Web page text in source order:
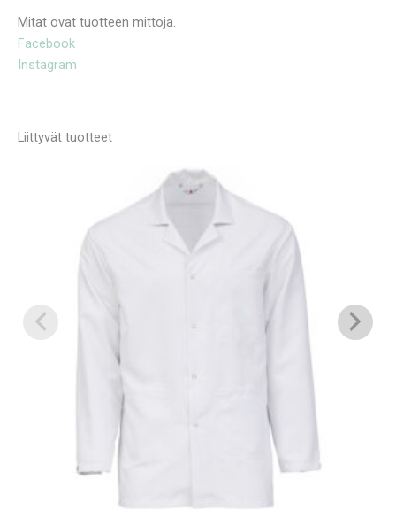
Mitat ovat tuotteen mittoja.
Facebook
Instagram
Liittyvät tuotteet